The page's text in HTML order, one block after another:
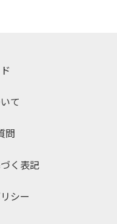
て
問
く表記
シー